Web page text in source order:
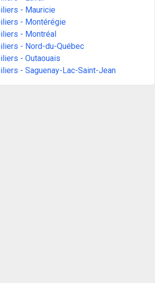
- Mauricie
- Montérégie
- Montréal
- Nord-du-Québec
- Outaouais
- Saguenay-Lac-Saint-Jean